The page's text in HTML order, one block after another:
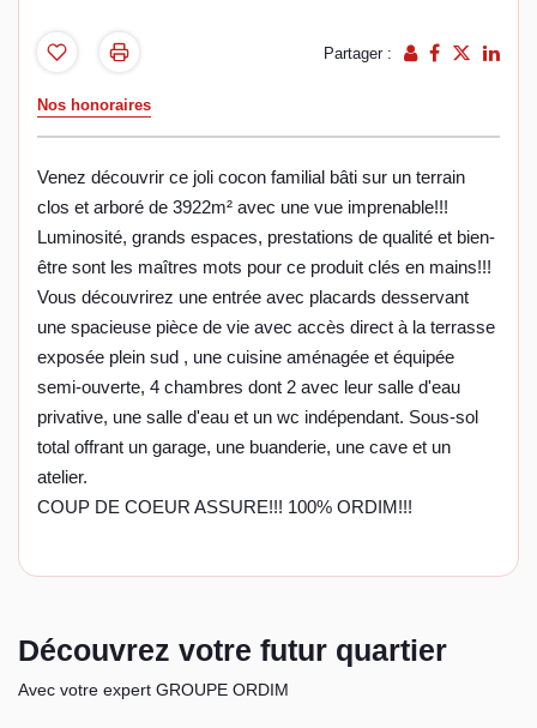
Partager :
Nos honoraires
Venez découvrir ce joli cocon familial bâti sur un terrain
clos et arboré de 3922m² avec une vue imprenable!!!
Luminosité, grands espaces, prestations de qualité et bien-
être sont les maîtres mots pour ce produit clés en mains!!!
Vous découvrirez une entrée avec placards desservant
une spacieuse pièce de vie avec accès direct à la terrasse
exposée plein sud , une cuisine aménagée et équipée
semi-ouverte, 4 chambres dont 2 avec leur salle d'eau
privative, une salle d'eau et un wc indépendant. Sous-sol
total offrant un garage, une buanderie, une cave et un
atelier.
COUP DE COEUR ASSURE!!! 100% ORDIM!!!
Découvrez votre futur quartier
Avec votre expert GROUPE ORDIM